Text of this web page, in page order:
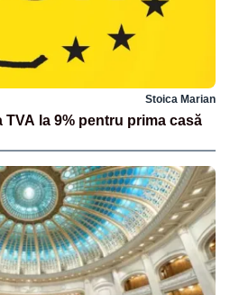
Stoica Marian
la 9% pentru prima casă